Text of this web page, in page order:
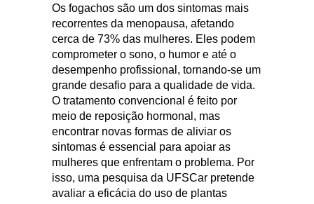
Os fogachos são um dos sintomas mais
recorrentes da menopausa, afetando
cerca de 73% das mulheres. Eles podem
comprometer o sono, o humor e até o
desempenho profissional, tornando-se um
grande desafio para a qualidade de vida.
O tratamento convencional é feito por
meio de reposição hormonal, mas
encontrar novas formas de aliviar os
sintomas é essencial para apoiar as
mulheres que enfrentam o problema. Por
isso, uma pesquisa da UFSCar pretende
avaliar a eficácia do uso de plantas